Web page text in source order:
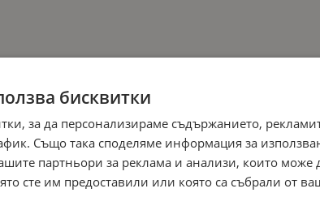
бисквитки
за да персонализираме съдържанието,
Също така споделяме информация за
партньори за реклама и анализи, които може
сте им предоставили или която са събрали от